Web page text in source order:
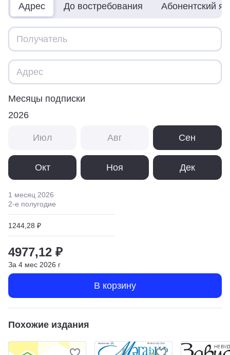
Адрес До востребования Абонентский
Месяцы подписки
2026
Июл Авг Сен
Окт Ноя Дек
1 месяц 2026
2-е полугодие
1244,28 ₽
4977,12 ₽
За 4 мес 2026 г
В корзину
Похожие издания